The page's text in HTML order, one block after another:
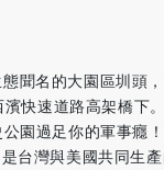
聞名的大園區圳頭
快速道路高架橋下
園過足你的軍事癮
台灣與美國共同生